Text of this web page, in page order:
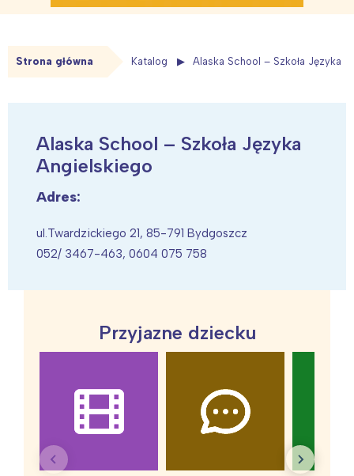
Strona główna Katalog Alaska School – Szkoła Języka
Alaska School – Szkoła Języka
Angielskiego
Adres:
ul.Twardzickiego 21, 85-791 Bydgoszcz
052/ 3467-463, 0604 075 758
Przyjazne dziecku